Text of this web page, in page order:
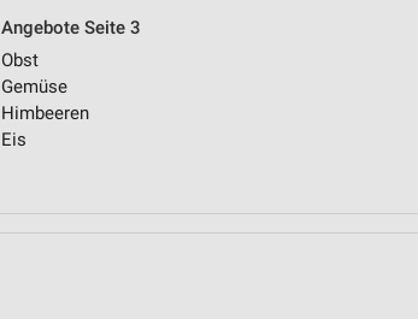
Angebote Seite 3
Obst
Gemüse
Himbeeren
Eis